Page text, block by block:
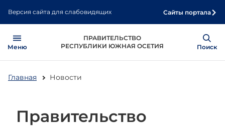
содержанию
Версия сайта для слабовидящих Сайты портала
ПРАВИТЕЛЬСТВО
РЕСПУБЛИКИ ЮЖНАЯ ОСЕТИЯ
Меню
Show
Поиск
Главная Новости
Правительство